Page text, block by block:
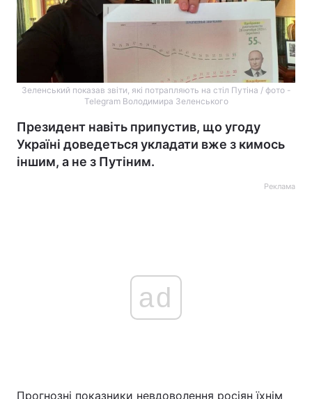
Україна Політика
Зеленський показав звіти, які потрапляють на стіл Путіна / фото -
Telegram Володимира Зеленського
Президент навіть припустив, що угоду
Україні доведеться укладати вже з кимось
іншим, а не з Путіним.
Реклама
ad
Прогнозні показники невдоволення росіян їхнім